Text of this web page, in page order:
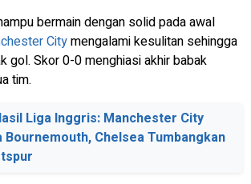
bermain dengan solid pada awal
Citymengalami kesulitan sehingga
gol. Skor 0-0 menghiasi akhir babak
tim.
Liga Inggris: Manchester City
Bournemouth, Chelsea Tumbangkan